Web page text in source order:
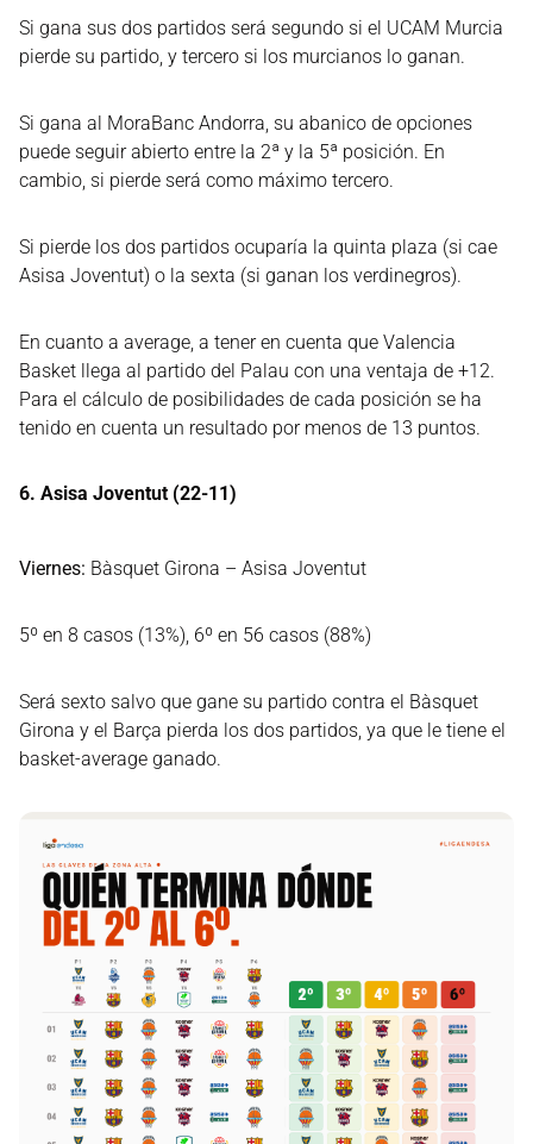
Si gana sus dos partidos será segundo si el UCAM Murcia
pierde su partido, y tercero si los murcianos lo ganan.
Si gana al MoraBanc Andorra, su abanico de opciones
puede seguir abierto entre la 2ª y la 5ª posición. En
cambio, si pierde será como máximo tercero.
Si pierde los dos partidos ocuparía la quinta plaza (si cae
Asisa Joventut) o la sexta (si ganan los verdinegros).
En cuanto a average, a tener en cuenta que Valencia
Basket llega al partido del Palau con una ventaja de +12.
Para el cálculo de posibilidades de cada posición se ha
tenido en cuenta un resultado por menos de 13 puntos.
6. Asisa Joventut (22-11)
Viernes: Bàsquet Girona – Asisa Joventut
5º en 8 casos (13%), 6º en 56 casos (88%)
Será sexto salvo que gane su partido contra el Bàsquet
Girona y el Barça pierda los dos partidos, ya que le tiene el
basket-average ganado.